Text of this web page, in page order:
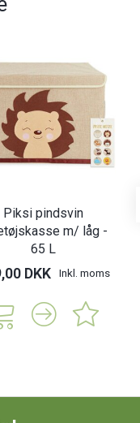
Piksi pindsvin
m/ låg -
65 L
DKK Inkl. moms